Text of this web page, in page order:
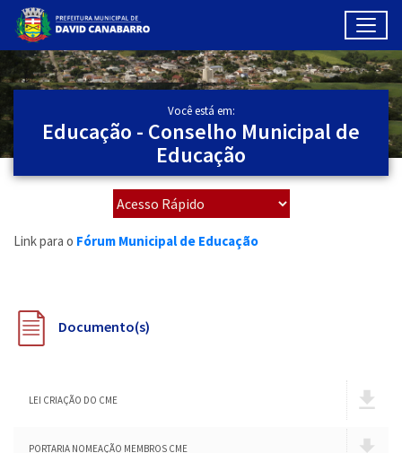
Ir para conteúdo principal
Conteúdo Principal
Você está em:
Educação - Conselho Municipal de
Educação
Link para o Fórum Municipal de Educação
Documento(s)
LEI CRIAÇÃO DO CME
PORTARIA NOMEAÇÃO MEMBROS CME